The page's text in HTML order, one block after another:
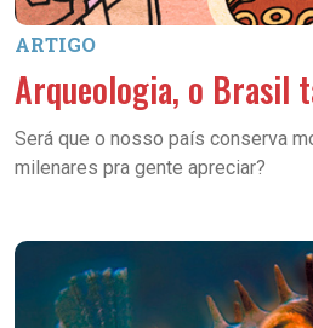
ARTIGO
Arqueologia, o Brasil
Será que o nosso país conserva
milenares pra gente apreciar?